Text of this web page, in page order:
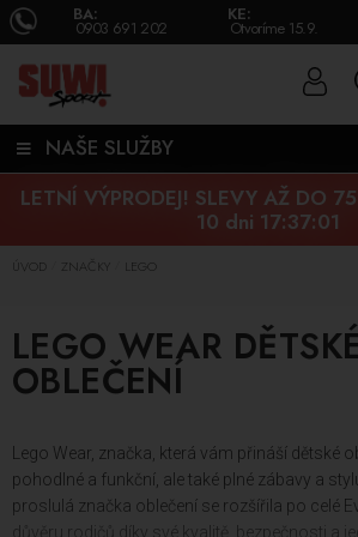
BA:
0903 691 202
KE:
Otvoríme 15.9.
NAŠE SLUŽBY
LETNÍ VÝPRODEJ! SLEVY AŽ DO
10 dni 17:37:00
ÚVOD ZNAČKY LEGO
LEGO WEAR
OBLEČENÍ
Lego Wear, značka, která vám přináší dětské
pohodlné a funkční, ale také plné zábavy a
proslulá značka oblečení se rozšířila po celé
důvěru rodičů díky své kvalitě, bezpečnosti a